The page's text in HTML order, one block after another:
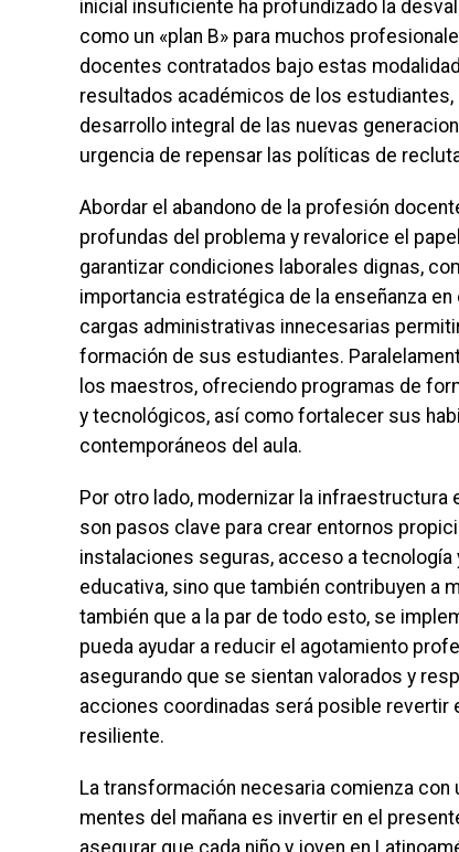
inicial insuficiente ha profundizado la
como un «plan B» para muchos
docentes contratados bajo estas
resultados académicos de los
desarrollo integral de las nuevas
urgencia de repensar las políticas de
Abordar el abandono de la profesión
profundas del problema y revalorice el
garantizar condiciones laborales dignas,
importancia estratégica de la enseñanza
cargas administrativas innecesarias
formación de sus estudiantes.
los maestros, ofreciendo programas de
y tecnológicos, así como fortalecer sus
contemporáneos del aula.
Por otro lado, modernizar la
son pasos clave para crear entornos
instalaciones seguras, acceso a
educativa, sino que también contribuyen a
también que a la par de todo esto, se
pueda ayudar a reducir el agotamiento
asegurando que se sientan valorados y
acciones coordinadas será posible
resiliente.
La transformación necesaria comienza
mentes del mañana es invertir en el